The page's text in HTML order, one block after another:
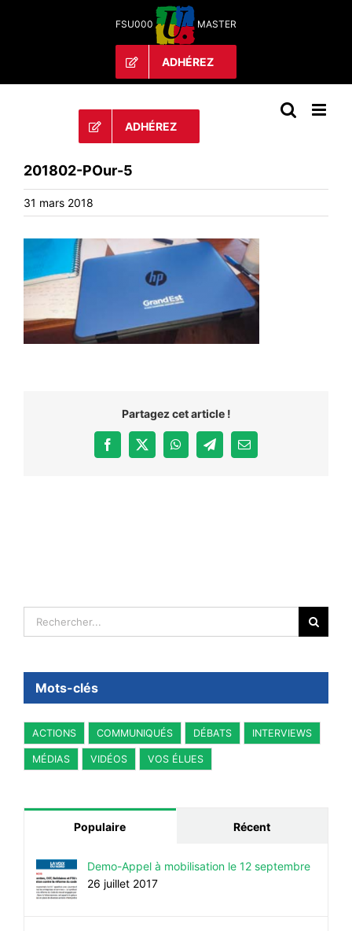
FSU000 MASTER
ADHÉREZ
ADHÉREZ
201802-POur-5
31 mars 2018
Partagez cet article !
Facebook
X WhatsAppTelegramEmail
Rechercher:
Mots-clés
ACTIONS COMMUNIQUÉS DÉBATS INTERVIEWS
MÉDIAS VIDÉOS VOS ÉLUES
Populaire Récent
Demo-Appel à mobilisation le 12 septembre
26 juillet 2017